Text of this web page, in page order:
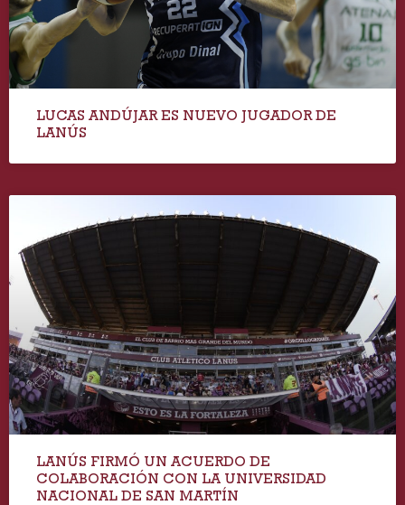
LUCAS ANDÚJAR ES NUEVO JUGADOR DE
LANÚS
LANÚS FIRMÓ UN ACUERDO DE
COLABORACIÓN CON LA UNIVERSIDAD
NACIONAL DE SAN MARTÍN